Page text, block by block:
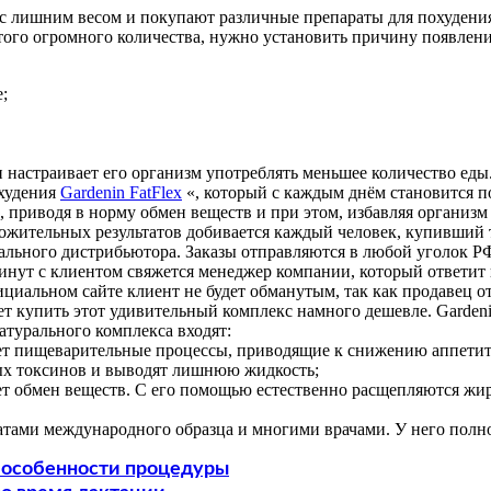
весом и покупают различные препараты для
огромного количества, нужно установить причину
его организм употреблять меньшее количество
Gardenin FatFlex «, который с каждым днём становится
в норму обмен веществ и при этом, избавляя
результатов добивается каждый человек, купивший
дистрибьютора. Заказы отправляются в любой уголок
с клиентом свяжется менеджер компании, который
сайте клиент не будет обманутым, так как продавец
купить этот удивительный комплекс намного дешевле.
комплекса входят:
процессы, приводящие к снижению
токсинов и выводят лишнюю жидкость;
обмен веществ. С его помощью естественно расщепляются
международного образца и многими врачами. У него
процедуры